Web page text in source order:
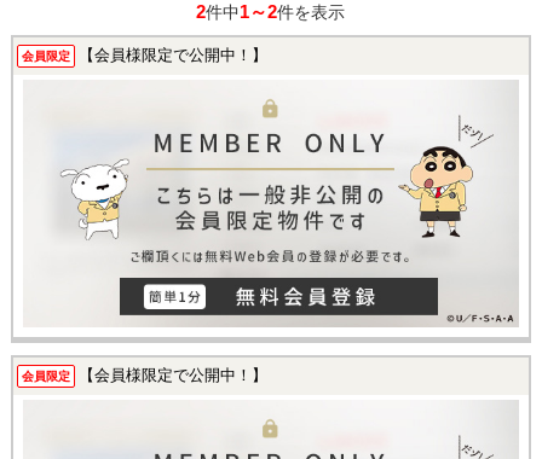
2件中1～2件を表示
会員限定 【会員様限定で公開中！】
会員限定 【会員様限定で公開中！】